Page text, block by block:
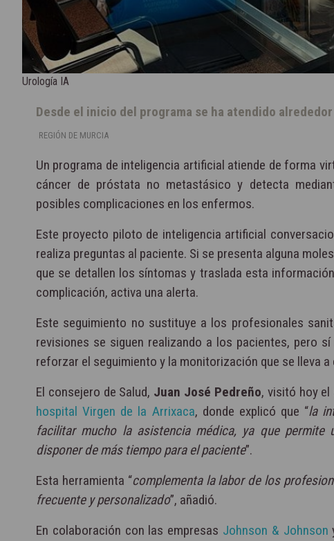
Urología IA
Desde el inicio del programa se ha atendido
REGIÓN DE MURCIA
Un programa de inteligencia artificial atiende de forma
cáncer de próstata no metastásico y detecta
posibles complicaciones en los enfermos.
Este proyecto piloto de inteligencia artificial
realiza preguntas al paciente. Si se presenta alguna
que se detallen los síntomas y traslada esta
complicación, activa una alerta.
Este seguimiento no sustituye a los profesionales
revisiones se siguen realizando a los pacientes, pero
reforzar el seguimiento y la monitorización que se lleva
El consejero de Salud, Juan José Pedreño, visitó hoy
hospital Virgen de la Arrixaca, donde explicó que “la
facilitar mucho la asistencia médica, ya que permite
disponer de más tiempo para el paciente”.
Esta herramienta “complementa la labor de los
frecuente y personalizado”, añadió.
En colaboración con las empresas Johnson & Johnson